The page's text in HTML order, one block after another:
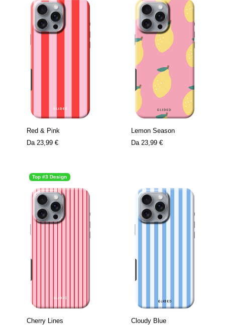
Red & Pink
Da 23,99 €
Lemon Season
Da 23,99 €
Top #3 Design
Cherry Lines
Cloudy Blue